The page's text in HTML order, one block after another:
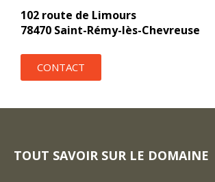
102 route de Limours
78470 Saint-Rémy-lès-Chevreuse
CONTACT
TOUT SAVOIR SUR LE DOMAINE